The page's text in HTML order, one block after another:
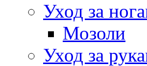
Уход за
Мозоли
Уход за